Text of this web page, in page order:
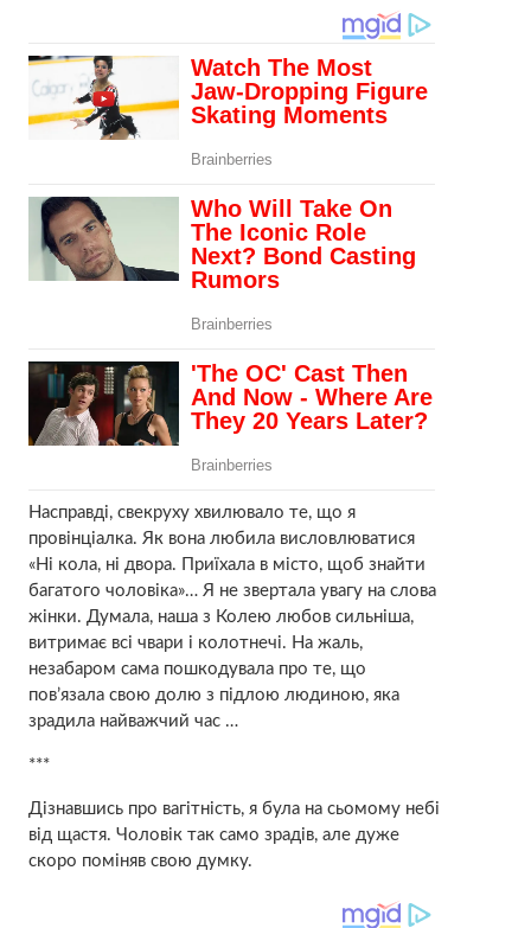
Насправді, свекруху хвилювало те, що я
провінціалка. Як вона любила висловлюватися
«Ні кола, ні двора. Приїхала в місто, щоб знайти
багатого чоловіка»… Я не звертала увагу на слова
жінки. Думала, наша з Колею любов сильніша,
витримає всі чвари і колотнечі. На жаль,
незабаром сама пошкодувала про те, що
пов’язала свою долю з підлою людиною, яка
зрадила найважчий час …
***
Дізнавшись про вaгiтність, я була на сьомому небі
від щастя. Чоловік так само зрадів, але дуже
скоро поміняв свою думку.